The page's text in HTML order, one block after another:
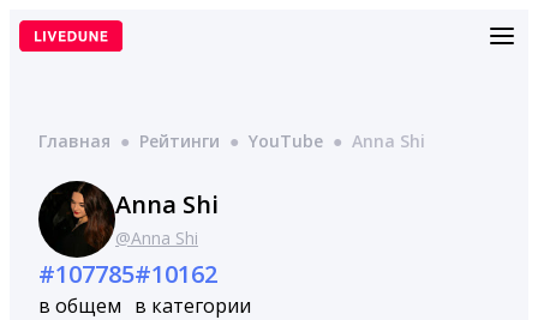
Перейти
Главная ● Рейтинги ● YouTube ● Anna Shi
Anna Shi
@Anna Shi
#107785
в общем
#10162
в категории